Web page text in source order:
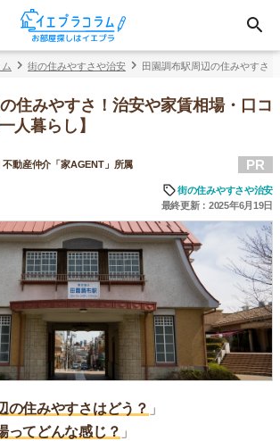
街の住みやすさや治安 田園調布駅周辺の住みやすさ
住みやすさ！治安や家賃相場・口コ
人暮らし】
不動産仲介「家AGENT」所属 PR
街の住みやすさや治安
最終更新：2025年6月19日
の住みやすさはどう？ 」
ってどんな感じ？ 」